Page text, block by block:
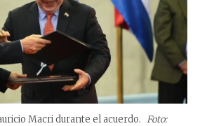
Macri durante el acuerdo. Foto: